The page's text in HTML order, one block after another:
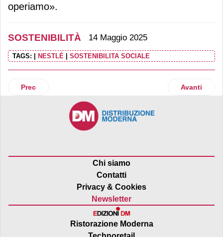
operiamo».
SOSTENIBILITÀ 14 Maggio 2025
TAGS: | NESTLÉ | SOSTENIBILITA SOCIALE
Articolo precedente: Scalo Milano Outlet & More ottiene la
Prec Articolo
Avanti
Chi siamo
Contatti
Privacy & Cookies
Newsletter
Ristorazione Moderna